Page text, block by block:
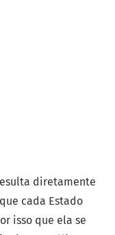
diretamente
cada Estado
isso que ela se